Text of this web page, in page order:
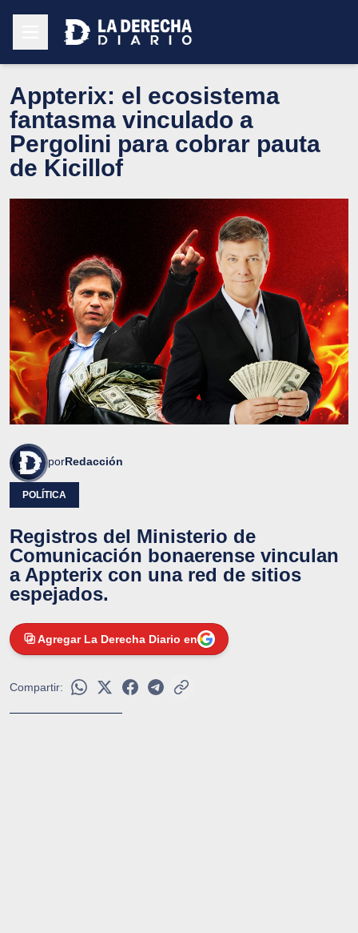
Appterix: el ecosistema
fantasma vinculado a
Pergolini para cobrar pauta
de Kicillof
porRedacción
POLÍTICA
Registros del Ministerio de
Comunicación bonaerense vinculan
a Appterix con una red de sitios
espejados.
Agregar La Derecha Diario en
Compartir: